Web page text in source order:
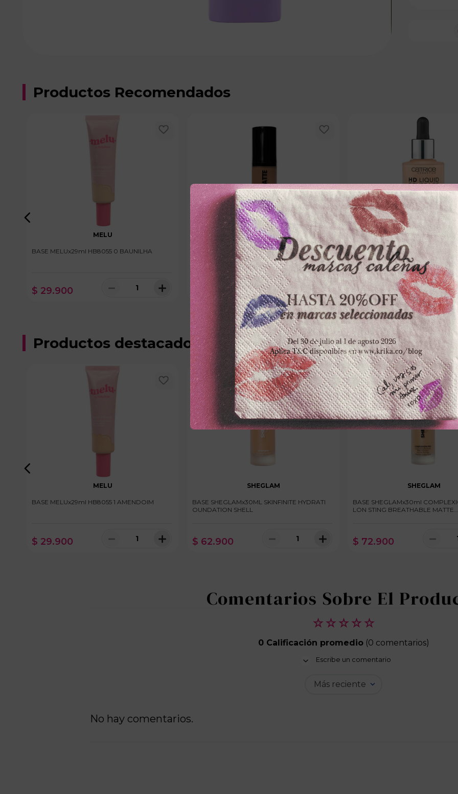
Productos Recomendados
MELU
BASE MELUx29ml HB8055 0 BAUNILHA
$ 29.900 ＋
－
AME
BASE AMEx30g SEMIMATE D302
$ 59 .300 ＋
－
100 disponibles
CATRICE
BASE CATRICEx30ml COVERAGE
$ 46.900 －
100
Productos destacados
MELU
BASE MELUx29ml HB8055 1 AMENDOIM
$ 29.900 ＋
－
SHEGLAM
BASE SHEGLAMx30ML SKINFINITE HYDRATI
OUNDATION SHELL
$ 62.900 ＋
－
SHEGLAM
BASE SHEGLAMx30ml
LON STING BREATHABLE MATTE
$ 72.900 －
☆ ☆ ☆ ☆ ☆
0 Calificación promedio (0 comentarios)
Escribe un comentario
Más reciente
No hay comentarios.